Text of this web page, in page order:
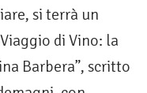
si terrà un
di Vino: la
Barbera”, scritto